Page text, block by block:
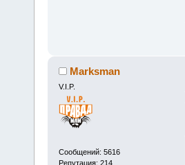
Marksman
V.I.P.
Сообщений: 5616
Репутация: 214